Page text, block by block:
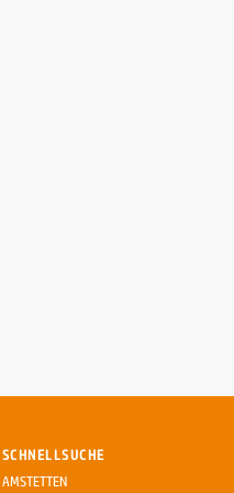
SCHNELLSUCHE
AMSTETTEN